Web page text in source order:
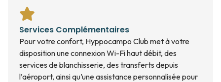
Services Complémentaires
Pour votre confort, Hyppocampo Club met à votre
disposition une connexion Wi-Fi haut débit, des
services de blanchisserie, des transferts depuis
l’aéroport, ainsi qu’une assistance personnalisée pour